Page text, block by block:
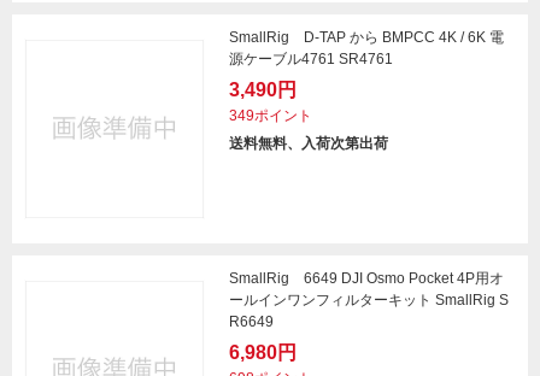
SmallRig D-TAP から BMPCC 4K / 6K 電
源ケーブル4761 SR4761
3,490円
349ポイント
送料無料、入荷次第出荷
SmallRig 6649 DJI Osmo Pocket 4P用オ
ールインワンフィルターキット SmallRig S
R6649
6,980円